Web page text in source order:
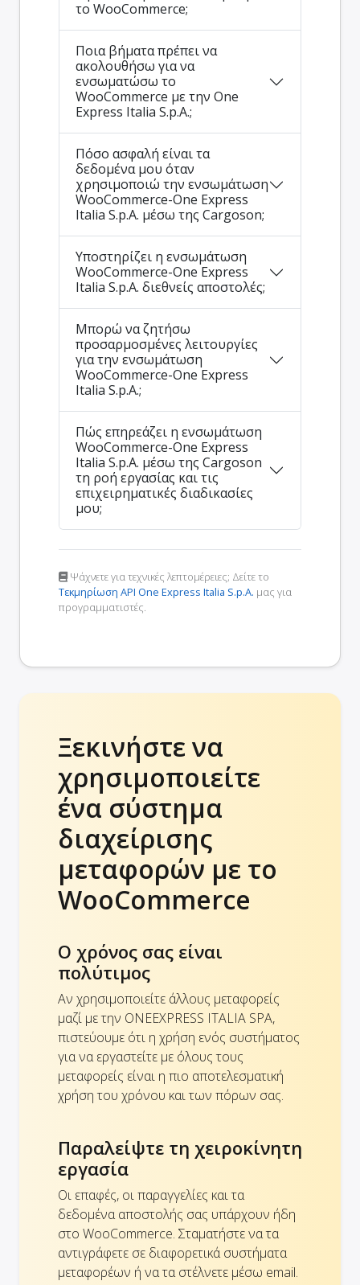
το WooCommerce;
Ποια βήματα πρέπει να
ακολουθήσω για να
ενσωματώσω το
WooCommerce με την One
Express Italia S.p.A.;
Πόσο ασφαλή είναι τα
δεδομένα μου όταν
χρησιμοποιώ την ενσωμάτωση
WooCommerce-One Express
Italia S.p.A. μέσω της Cargoson;
Υποστηρίζει η ενσωμάτωση
WooCommerce-One Express
Italia S.p.A. διεθνείς αποστολές;
Μπορώ να ζητήσω
προσαρμοσμένες λειτουργίες
για την ενσωμάτωση
WooCommerce-One Express
Italia S.p.A.;
Πώς επηρεάζει η ενσωμάτωση
WooCommerce-One Express
Italia S.p.A. μέσω της Cargoson
τη ροή εργασίας και τις
επιχειρηματικές διαδικασίες
μου;
Ψάχνετε για τεχνικές λεπτομέρειες; Δείτε το
Τεκμηρίωση API One Express Italia S.p.A. μας για
προγραμματιστές.
Ξεκινήστε να
χρησιμοποιείτε
ένα σύστημα
διαχείρισης
μεταφορών με το
WooCommerce
Ο χρόνος σας είναι
πολύτιμος
Αν χρησιμοποιείτε άλλους μεταφορείς
μαζί με την ONEEXPRESS ITALIA SPA,
πιστεύουμε ότι η χρήση ενός συστήματος
για να εργαστείτε με όλους τους
μεταφορείς είναι η πιο αποτελεσματική
χρήση του χρόνου και των πόρων σας.
Παραλείψτε τη χειροκίνητη
εργασία
Οι επαφές, οι παραγγελίες και τα
δεδομένα αποστολής σας υπάρχουν ήδη
στο WooCommerce. Σταματήστε να τα
αντιγράφετε σε διαφορετικά συστήματα
μεταφορέων ή να τα στέλνετε μέσω email.